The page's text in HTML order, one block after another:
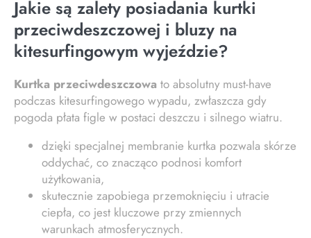
Jakie są zalety posiadania kurtki
przeciwdeszczowej i bluzy na
kitesurfingowym wyjeździe?
Kurtka przeciwdeszczowa to absolutny must-have
podczas kitesurfingowego wypadu, zwłaszcza gdy
pogoda płata figle w postaci deszczu i silnego wiatru.
dzięki specjalnej membranie kurtka pozwala skórze
oddychać, co znacząco podnosi komfort
użytkowania,
skutecznie zapobiega przemoknięciu i utracie
ciepła, co jest kluczowe przy zmiennych
warunkach atmosferycznych.